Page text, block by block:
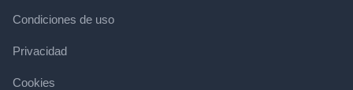
Condiciones de uso
Privacidad
Cookies